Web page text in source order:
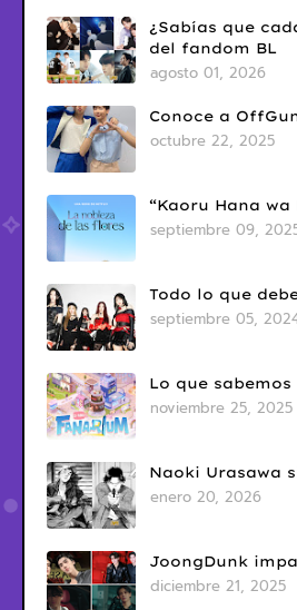
¿Sabías que
del fandom BL
agosto 01, 2026
Conoce a
octubre 22, 2025
“Kaoru Hana
septiembre 09,
Todo lo que
septiembre 05,
Lo que
noviembre 25, 2025
Naoki Urasawa
enero 20, 2026
JoongDunk
diciembre 21, 2025